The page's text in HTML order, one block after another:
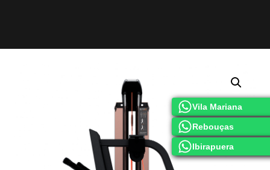
Vila Mariana
Rebouças
Ibirapuera